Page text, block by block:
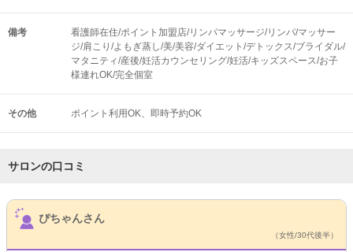
備考
看護師在住/ポイント加盟店/リンパマッサージ/リンパ/マッサー
ジ/肩こり/よもぎ蒸し/美/美容/ダイエット/デトックス/ブライダル/
マタニティ/産後/妊活カウンセリング/妊活/キッズスペース/お子
様連れOK/完全個室
その他 ポイント利用OK 即時予約OK
サロンの口コミ
サロンPick Up
ぴちゃんさん
（女性/30代後半）